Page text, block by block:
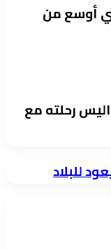
أوسع من
رحلته مع
للبلاد